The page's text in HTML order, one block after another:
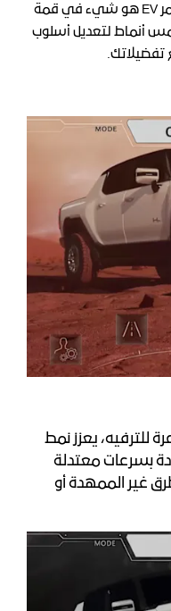
اختيار نمط القيادة المناسب في هامر EV هو شيء في قمة
أنماط لتعديل أسلوب
تفضيلاتك.
للترفيه، يعزز نمط
بسرعات معتدلة
غير الممهدة أو